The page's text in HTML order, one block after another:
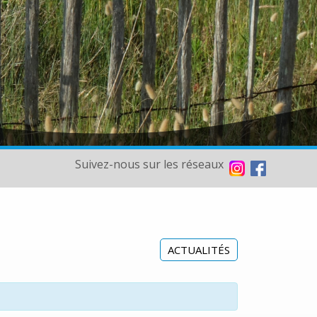
Suivez-nous sur les réseaux
ACTUALITÉS